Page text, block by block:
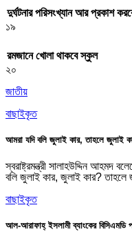
দুর্ঘটনার পরিসংখ্যান আর প্রকাশ
১৯
রমজানে খোলা থাকবে স্কুল
২০
জাতীয়
বাছাইকৃত
আমরা যদি বলি জুলাই কার, তাহলে জুলাই
স্বরাষ্ট্রমন্ত্রী সালাহউদ্দিন আহমদ
বলি জুলাই কার, জুলাই কার?
বাছাইকৃত
আল-আরাফাহ্ ইসলামী ব্যাংকের বিসিএমডি